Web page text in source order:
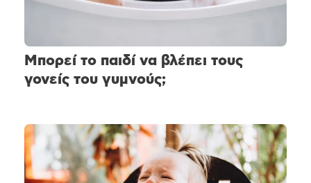
Μπορεί το παιδί να βλέπει τους
γονείς του γυμνούς;